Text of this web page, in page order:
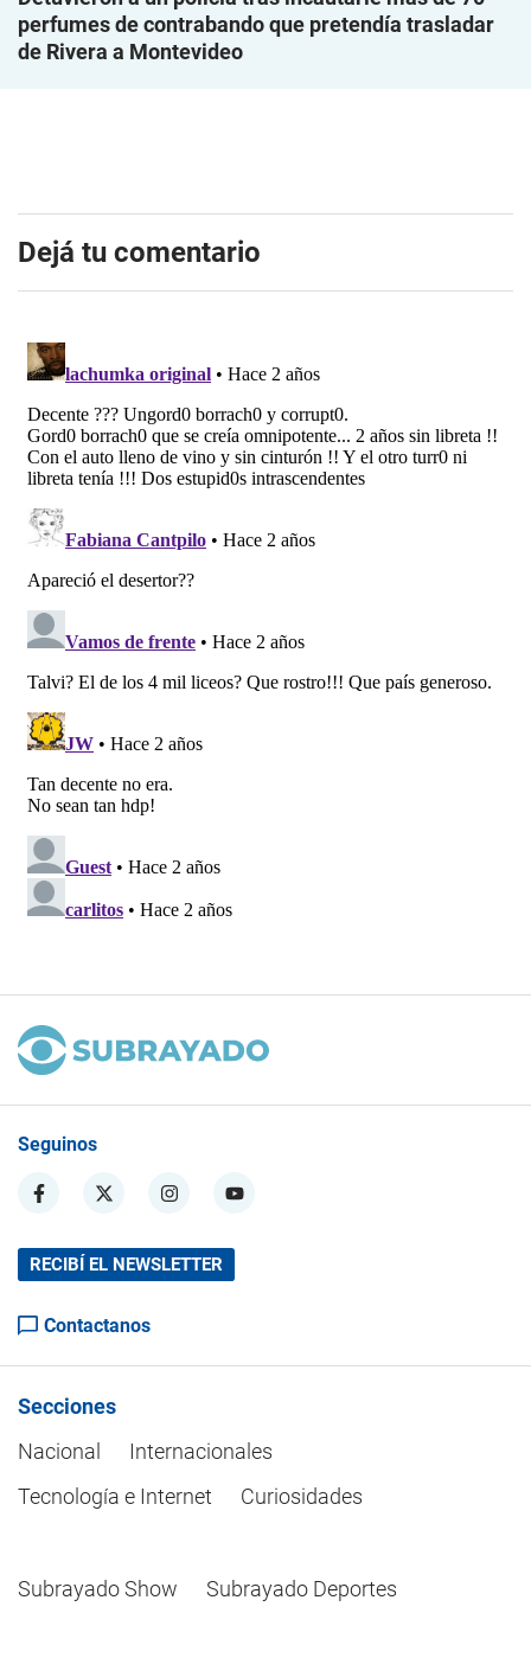
perfumes de contrabando que pretendía trasladar
de Rivera a Montevideo
Dejá tu comentario
Seguinos
RECIBÍ EL NEWSLETTER
Contactanos
Secciones
Nacional
Internacionales
Tecnología e Internet
Curiosidades
Subrayado Show Subrayado Deportes